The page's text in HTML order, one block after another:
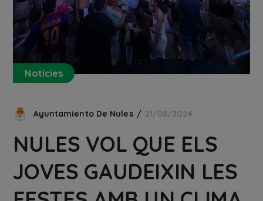
Notícies
Ayuntamiento De Nules 21/08/2024
NULES VOL QUE ELS
JOVES GAUDEIXIN LES